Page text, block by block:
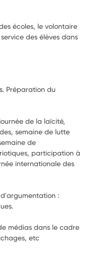
écoles, le volontaire
des élèves dans
Préparation du
de la laïcité,
semaine de lutte
de
participation à
internationale des
:
médias dans le cadre
etc